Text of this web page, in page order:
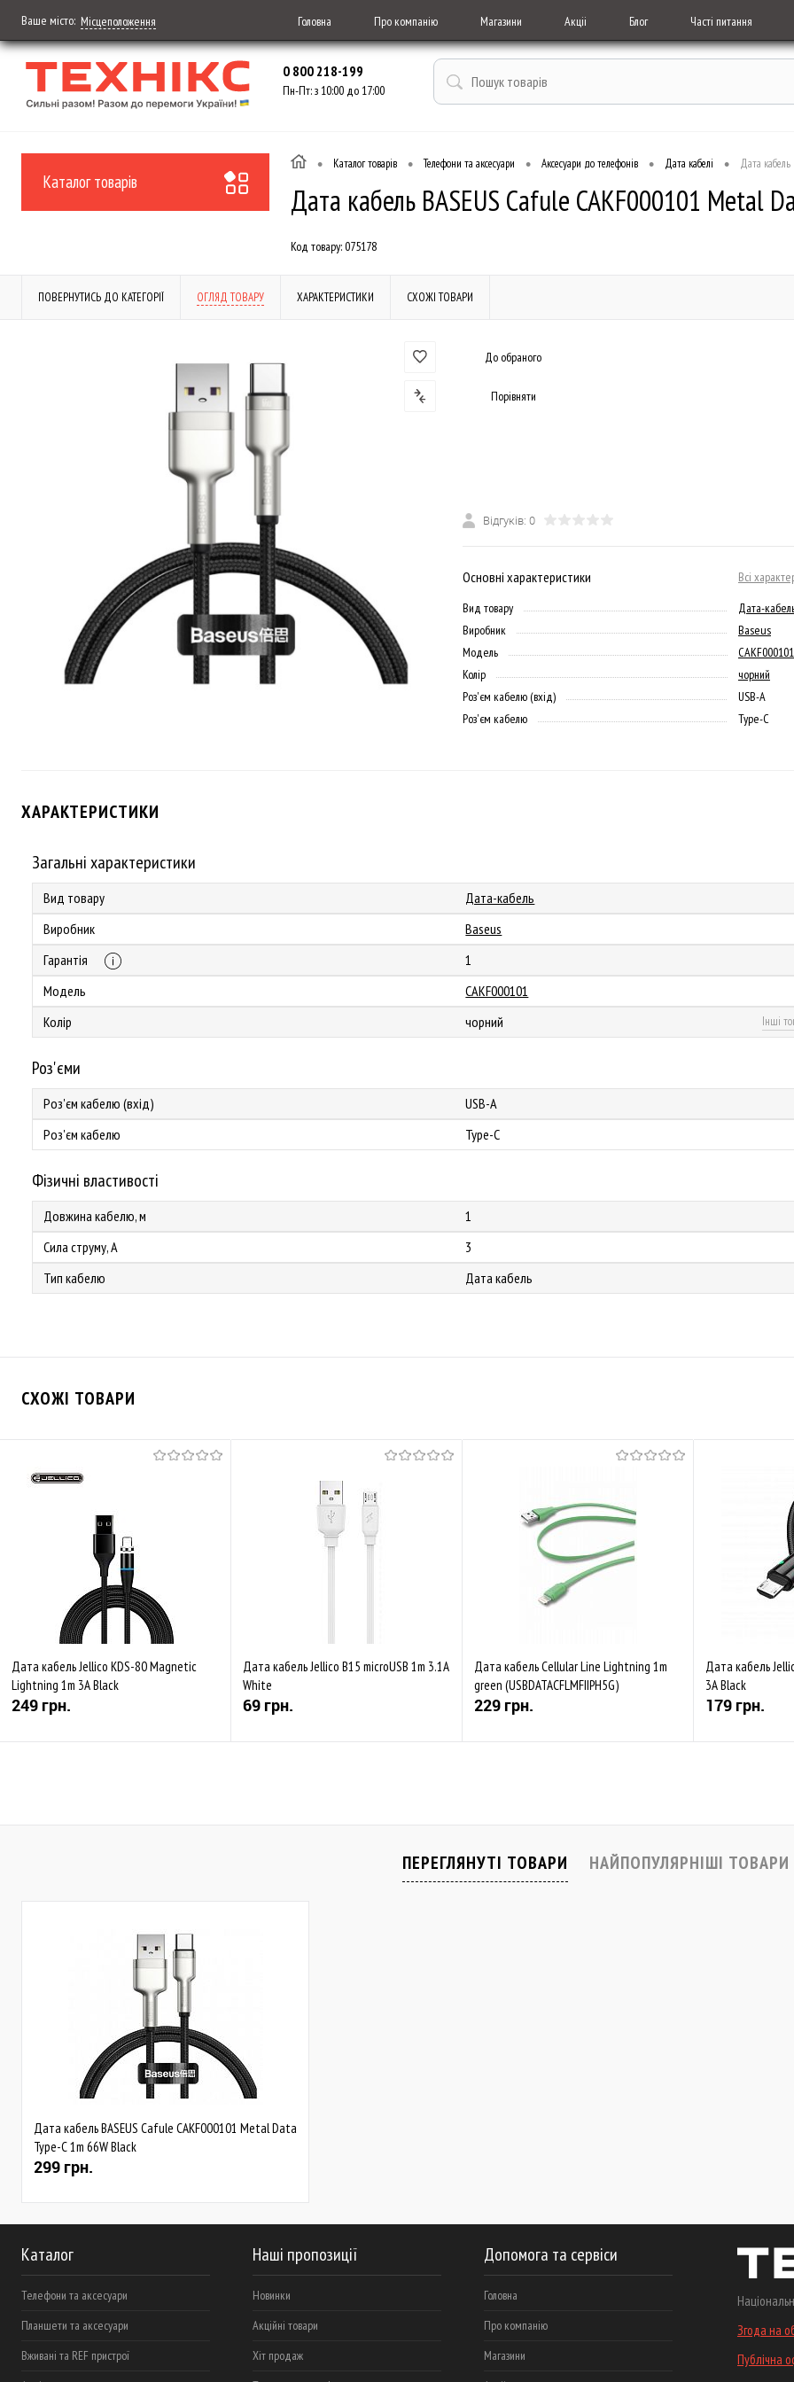
Ваше місто: Місцеположення Головна Про компанію Магазини Акціі Блог Часті питання
0 800 218-199
Пн-Пт: з 10:00 до 17:00
Каталог товарів
• Каталог товарів • Телефони та аксесуари • Аксесуари до телефонів • Дата кабелі • Дата
Дата кабель BASEUS Cafule CAKF000101 Metal
Код товару:075178
ПОВЕРНУТИСЬ ДО КАТЕГОРІЇ ОГЛЯД ТОВАРУ ХАРАКТЕРИСТИКИ СХОЖІ ТОВАРИ
До обраного
Порівняти
Відгуків: 0
Основні характеристики
Всі
Вид товару
Дата-
Виробник
Baseus
Модель
CAKF000101
Колір
чорний
Роз'єм кабелю (вхід)
USB-A
Роз'єм кабелю
Type-C
ХАРАКТЕРИСТИКИ
Загальні характеристики
Вид товару
Дата-кабель
Виробник
Baseus
Гарантія
1
Модель
CAKF000101
Колір
чорний Інші
Роз'єми
Роз'єм кабелю (вхід)
USB-A
Роз'єм кабелю
Type-C
Фізичні властивості
Довжина кабелю, м
1
Сила струму, А
3
Тип кабелю
Дата кабель
СХОЖІ ТОВАРИ
Дата кабель Jellico KDS-80 Magnetic
Lightning 1m 3A Black
249 грн.
Дата кабель Jellico B15 microUSB 1m 3.1A
White
69 грн.
Дата кабель Cellular Line Lightning 1m
green (USBDATACFLMFIIPH5G)
229 грн.
Дата кабель
3A Black
179 грн.
ПЕРЕГЛЯНУТІ ТОВАРИ НАЙПОПУЛЯРНІШІ ТОВАРИ
Дата кабель BASEUS Cafule CAKF000101 Metal Data
Type-C 1m 66W Black
299 грн.
Каталог
Телефони та аксесуари
Планшети та аксесуари
Вживані та REF пристрої
Наші пропозиції
Новинки
Акційні товари
Хіт продаж
Допомога та сервіси
Головна
Про компанію
Магазини
Згода на
Публічна